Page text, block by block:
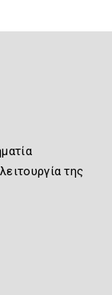
της